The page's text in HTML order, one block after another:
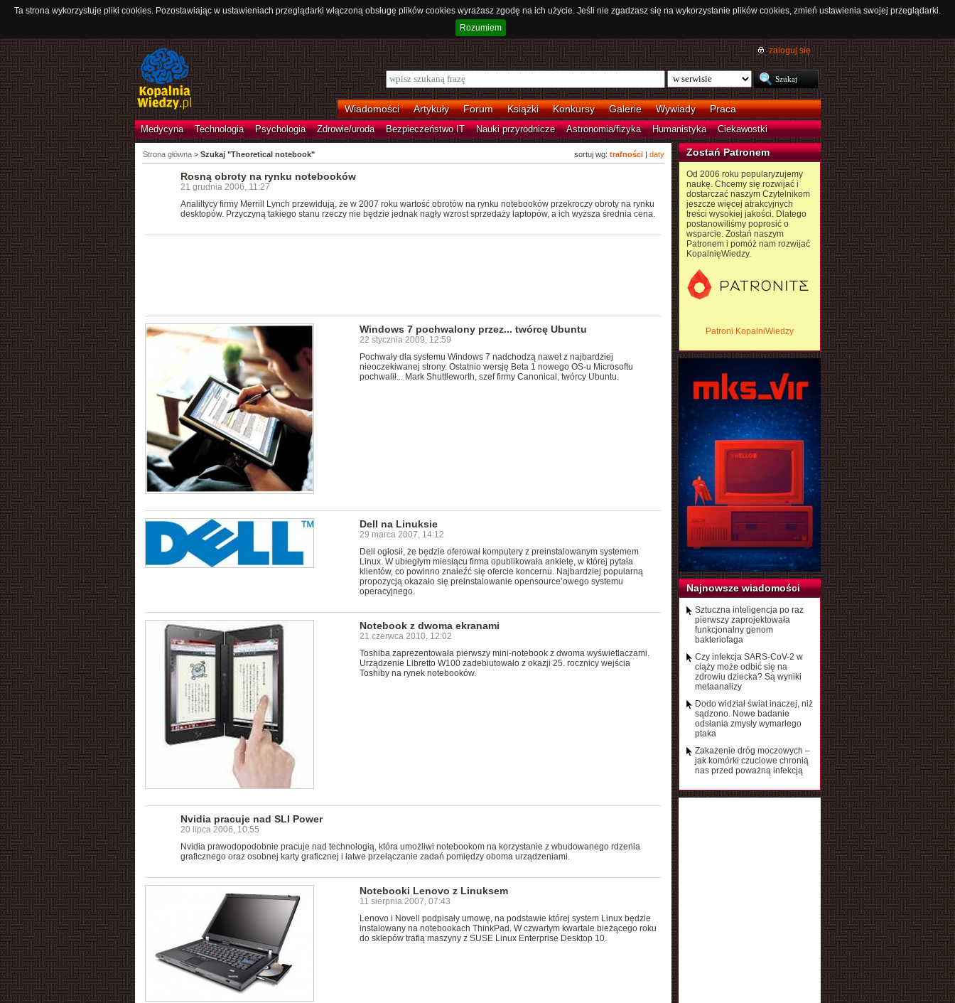
Ta strona wykorzystuje pliki cookies. Pozostawiając w ustawieniach przeglądarki włączoną obsługę plików cookies wyrażasz zgodę na ich użycie. Jeśli nie zgadzasz się na wykorzystanie plików cookies, zmień ustawienia swojej przeglądarki.
Rozumiem
zaloguj się
Wiadomości Artykuły Forum Książki Konkursy Galerie Wywiady Praca
Medycyna Technologia Psychologia Zdrowie/uroda Bezpieczeństwo IT Nauki przyrodnicze Astronomia/fizyka Humanistyka Ciekawostki
sortuj wg: trafności| daty
Strona główna> Szukaj "Theoretical notebook"
Rosną obroty na rynku notebooków
21 grudnia 2006, 11:27
Analiltycy firmy Merrill Lynch przewidują, że w 2007 roku wartość obrotów na rynku notebooków przekroczy obroty na rynku
desktopów. Przyczyną takiego stanu rzeczy nie będzie jednak nagły wzrost sprzedaży laptopów, a ich wyższa średnia cena.
Windows 7 pochwalony przez... twórcę Ubuntu
22 stycznia 2009, 12:59
Pochwały dla systemu Windows 7 nadchodzą nawet z najbardziej
nieoczekiwanej strony. Ostatnio wersję Beta 1 nowego OS-u Microsoftu
pochwalił... Mark Shuttleworth, szef firmy Canonical, twórcy Ubuntu.
Dell na Linuksie
29 marca 2007, 14:12
Dell ogłosił, że będzie oferował komputery z preinstalowanym systemem
Linux. W ubiegłym miesiącu firma opublikowała ankietę, w której pytała
klientów, co powinno znaleźć się ofercie koncernu. Najbardziej popularną
propozycją okazało się preinstalowanie opensource’owego systemu
operacyjnego.
Notebook z dwoma ekranami
21 czerwca 2010, 12:02
Toshiba zaprezentowała pierwszy mini-notebook z dwoma wyświetlaczami.
Urządzenie Libretto W100 zadebiutowało z okazji 25. rocznicy wejścia
Toshiby na rynek notebooków.
Nvidia pracuje nad SLI Power
20 lipca 2006, 10:55
Nvidia prawodopodobnie pracuje nad technologią, która umożliwi notebookom na korzystanie z wbudowanego rdzenia
graficznego oraz osobnej karty graficznej i łatwe przełączanie zadań pomiędzy oboma urządzeniami.
Notebooki Lenovo z Linuksem
11 sierpnia 2007, 07:43
Lenovo i Novell podpisały umowę, na podstawie której system Linux będzie
instalowany na notebookach ThinkPad. W czwartym kwartale bieżącego roku
do sklepów trafią maszyny z SUSE Linux Enterprise Desktop 10.
Zostań Patronem
Od 2006 roku popularyzujemy
naukę. Chcemy się rozwijać i
dostarczać naszym Czytelnikom
jeszcze więcej atrakcyjnych
treści wysokiej jakości. Dlatego
postanowiliśmy poprosić o
wsparcie. Zostań naszym
Patronem i pomóż nam rozwijać
KopalnięWiedzy.
Patroni KopalniWiedzy
Najnowsze wiadomości
Sztuczna inteligencja po raz
pierwszy zaprojektowała
funkcjonalny genom
bakteriofaga
Czy infekcja SARS-CoV-2 w
ciąży może odbić się na
zdrowiu dziecka? Są wyniki
metaanalizy
Dodo widział świat inaczej, niż
sądzono. Nowe badanie
odsłania zmysły wymarłego
ptaka
Zakażenie dróg moczowych –
jak komórki czuciowe chronią
nas przed poważną infekcją